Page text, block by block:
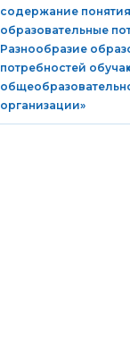
содержание
образовательные
Разнообразие
потребностей
организации»